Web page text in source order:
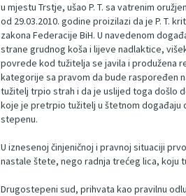
u mjestu Trstje, ušao P. T. sa vatrenim
od 29.03.2010. godine proizilazi da je P. T.
zakona Federacije BiH. U navedenom
strane grudnog koša i lijeve nadlaktice,
povrede kod tužitelja se javila i produžena
kategorije sa pravom da bude raspoređen
tužitelj trpio strah i da je uslijed toga došlo
koje je pretrpio tužitelj u štetnom događaju
stepenu.
U iznesenoj činjeničnoj i pravnoj situaciji
nastale štete, nego radnja trećeg lica, koju
Drugostepeni sud, prihvata kao pravilnu